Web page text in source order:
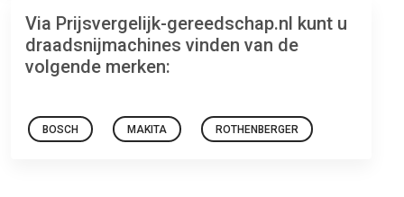
Via Prijsvergelijk-gereedschap.nl kunt u
draadsnijmachines vinden van de
volgende merken:
BOSCH MAKITA ROTHENBERGER